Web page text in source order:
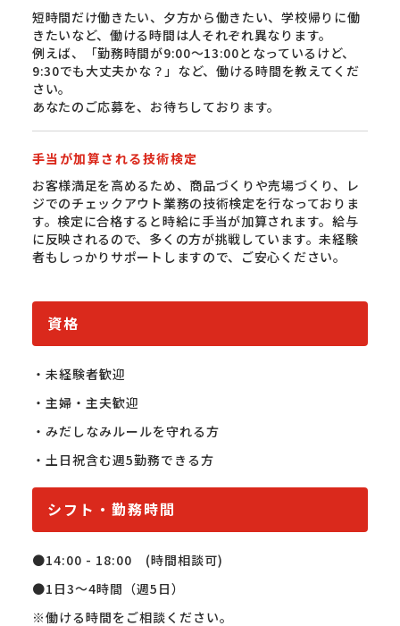
短時間だけ働きたい、夕方から働きたい、学校帰りに働
きたいなど、働ける時間は人それぞれ異なります。
例えば、「勤務時間が9:00〜13:00となっているけど、
9:30でも大丈夫かな？」など、働ける時間を教えてくだ
さい。
あなたのご応募を、お待ちしております。
手当が加算される技術検定
お客様満足を高めるため、商品づくりや売場づくり、レ
ジでのチェックアウト業務の技術検定を行なっておりま
す。検定に合格すると時給に手当が加算されます。給与
に反映されるので、多くの方が挑戦しています。未経験
者もしっかりサポートしますので、ご安心ください。
資格
・未経験者歓迎
・主婦・主夫歓迎
・みだしなみルールを守れる方
・土日祝含む週5勤務できる方
シフト・勤務時間
●14:00 - 18:00　(時間相談可)
●1日3～4時間（週5日）
※働ける時間をご相談ください。